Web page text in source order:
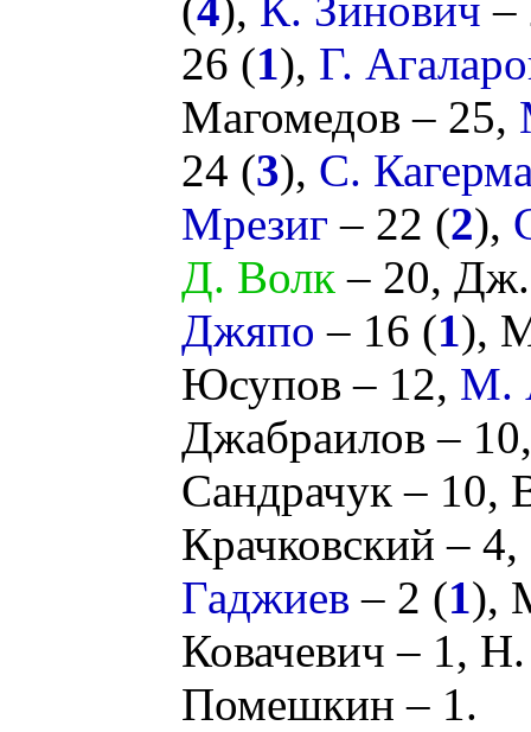
(4), К. Зинович –
26 (1), Г.
Магомедов – 25,
24 (3), С.
Мрезиг – 22 (2),
Д. Волк – 20, Дж.
Джяпо – 16 (1),
Юсупов – 12, М.
Джабраилов –
Сандрачук – 10,
Крачковский – 4,
Гаджиев – 2 (1),
Ковачевич – 1, Н.
Помешкин – 1.